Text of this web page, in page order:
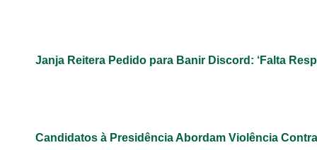
Janja Reitera Pedido para Banir Discord: ‘Falta
Candidatos à Presidência Abordam Violência